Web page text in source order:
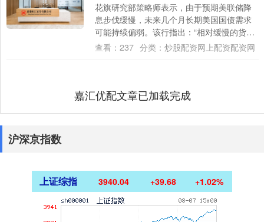
花旗研究部策略师表示，由于预期美联储降
息步伐缓慢，未来几个月长期美国国债需求
可能持续偏弱。该行指出：“相对缓慢的货币
政策宽松步伐，应会制约市场对长期美国国
查看： 237 分类： 炒股配资网上配资配资网
嘉汇优配文章已加载完成
沪深京指数
上证综指 3940.04 +39.68 +1.02%